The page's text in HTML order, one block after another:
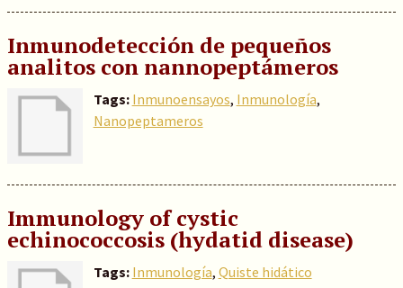
Inmunodetección de pequeños
analitos con nannopeptámeros
Tags: Inmunoensayos, Inmunología,
Nanopeptameros
Immunology of cystic
echinococcosis (hydatid disease)
Tags: Inmunología, Quiste hidático